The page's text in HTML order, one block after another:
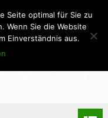
Seite optimal für Sie zu
Wenn Sie die Website
Einverständnis aus.